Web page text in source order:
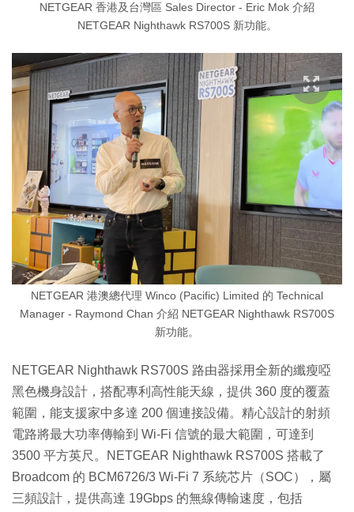
NETGEAR 香港及台灣區 Sales Director - Eric Mok 介紹
NETGEAR Nighthawk RS700S 新功能。
NETGEAR 港澳總代理 Winco (Pacific) Limited 的 Technical
Manager - Raymond Chan 介紹 NETGEAR Nighthawk RS700S
新功能。
NETGEAR Nighthawk RS700S 路由器採用全新的纖瘦啞
黑色機身設計，搭配專利高性能天線，提供 360 度的覆蓋
範圍，能支援家中多達 200 個連接設備。精心設計的射頻
電路將最大功率傳輸到 Wi-Fi 信號的最大範圍，可達到
3500 平方英尺。NETGEAR Nighthawk RS700S 搭載了
Broadcom 的 BCM6726/3 Wi-Fi 7 系統芯片（SOC），屬
三頻設計，提供高達 19Gbps 的無線傳輸速度，包括